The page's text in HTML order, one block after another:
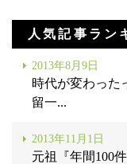
人気記事ラン
2013年8月9日
時代が変わった
留一...
2013年11月1日
元祖『年間100